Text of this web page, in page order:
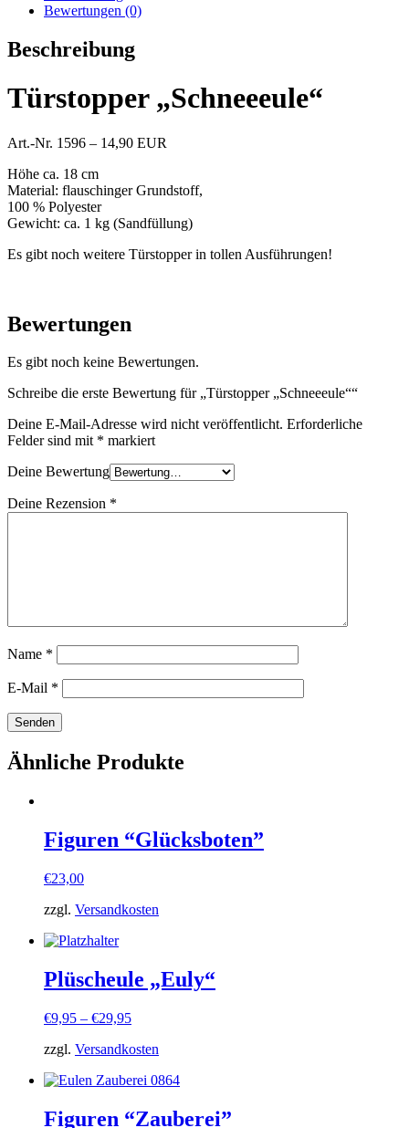
Bewertungen (0)
Beschreibung
Türstopper „Schneeeule“
Art.-Nr. 1596 – 14,90 EUR
Höhe ca. 18 cm
Material: flauschinger Grundstoff,
100 % Polyester
Gewicht: ca. 1 kg (Sandfüllung)
Es gibt noch weitere Türstopper in tollen Ausführungen!
Bewertungen
Es gibt noch keine Bewertungen.
Schreibe die erste Bewertung für „Türstopper „Schneeeule““
Deine E-Mail-Adresse wird nicht veröffentlicht. Erforderliche
Felder sind mit * markiert
Deine Bewertung
Deine Rezension *
Name *
E-Mail *
Ähnliche Produkte
Figuren “Glücksboten”
€23,00
zzgl. Versandkosten
Plüscheule „Euly“
€9,95 – €29,95
zzgl. Versandkosten
Figuren “Zauberei”